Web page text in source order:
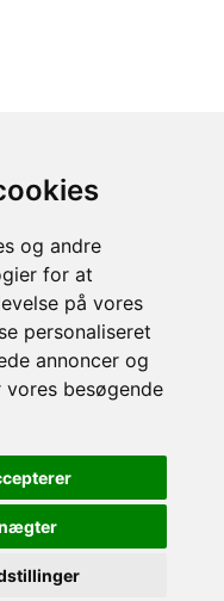
og andre
for at
på vores
personaliseret
annoncer og
besøgende
Blokken 15 | DK-